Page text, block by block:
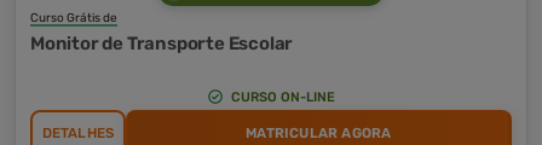
Curso Grátis de
Monitor de Transporte Escolar
CURSO ON-LINE
DETALHES MATRICULAR AGORA